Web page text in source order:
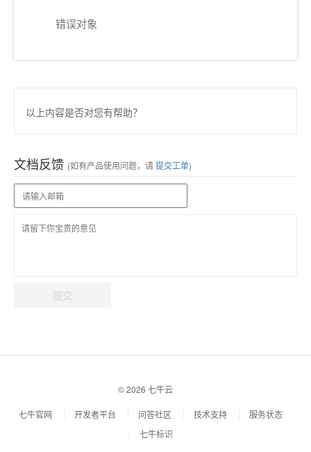
错误对象
以上内容是否对您有帮助？
文档反馈 (如有产品使用问题，请提交工单)
提交
© 2026 七牛云
七牛官网 开发者平台 问答社区 技术支持
服务状态
七牛标识